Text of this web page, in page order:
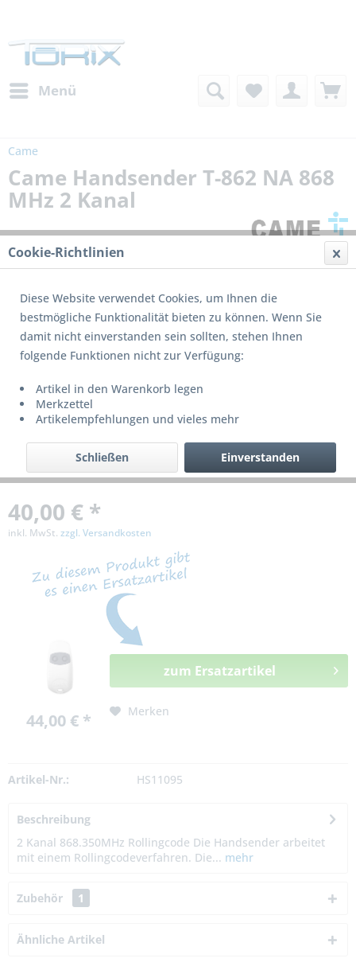
Menü
Came
Came Handsender T-862 NA 868
MHz 2 Kanal
Dieses Produkt wird nicht mehr produziert
bzw. ist nicht mehr lieferbar!
40,00 € *
inkl. MwSt. zzgl. Versandkosten
44,00 € *
zum Ersatzartikel
Merken
Artikel-Nr.: HS11095
Beschreibung
2 Kanal 868.350MHz Rollingcode Die Handsender arbeitet
mit einem Rollingcodeverfahren. Die... mehr
Zubehör 1
Ähnliche Artikel
Cookie-Richtlinien
Diese Website verwendet Cookies, um Ihnen die
bestmögliche Funktionalität bieten zu können. Wenn Sie
damit nicht einverstanden sein sollten, stehen Ihnen
folgende Funktionen nicht zur Verfügung:
Artikel in den Warenkorb legen
Merkzettel
Artikelempfehlungen und vieles mehr
Einverstanden
Schließen